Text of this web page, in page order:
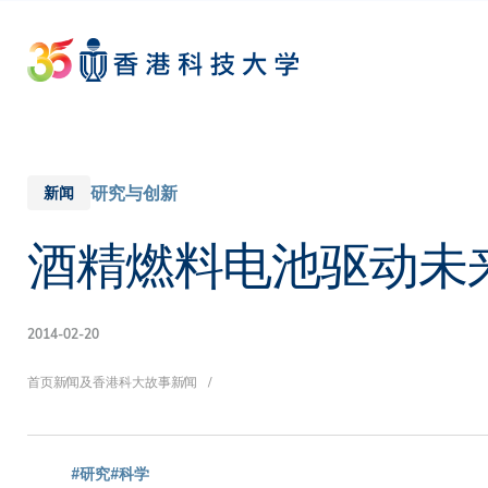
main
content
新闻 研究与创新
酒精燃料电池驱动未
2014-02-20
面
首页新闻及香港科大故事新闻
#研究#科学